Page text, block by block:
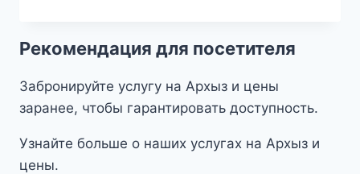
Рекомендация для посетителя
Забронируйте услугу на Архыз и цены
заранее, чтобы гарантировать доступность.
Узнайте больше о наших услугах на Архыз и
цены.